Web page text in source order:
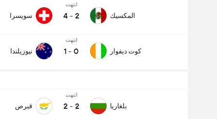
المكسيك
انتهت
2
-
4 سويسرا
كوت ديفوار
انتهت
0
-
1 نيوزيلندا
بلغاريا
انتهت
2
-
2 قبرص